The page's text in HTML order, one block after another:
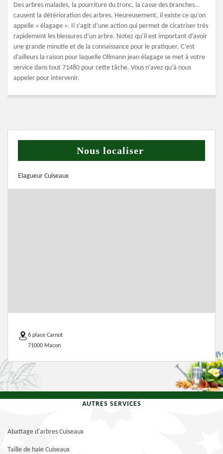
Des arbres malades, la pourriture du tronc, la casse des branches…
causent la détérioration des arbres. Heureusement, il existe ce qu’on
appelle « élagage ». Il s’agit d’une action qui permet de cicatriser très
rapidement les blessures d’un arbre. Notez qu’il est important d’avoir
une grande minutie et de la connaissance pour le pratiquer. C’est
d’ailleurs la raison pour laquelle Ollmann jean élagage se met à votre
service dans tout 71480 pour cette tâche. Vous n’avez qu’à nous
appeler pour intervenir.
Nous localiser
Elagueur Cuiseaux
6 place Carnot
71000 Macon
AUTRES SERVICES
Abattage d'arbres Cuiseaux
Taille de haie Cuiseaux